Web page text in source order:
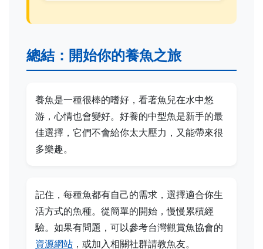
總結：開始你的養魚之旅
養魚是一種很棒的嗜好，看著魚兒在水中悠
游，心情也會變好。好養的中型魚是新手的最
佳選擇，它們不會給你太大壓力，又能帶來很
多樂趣。
記住，每種魚都有自己的需求，選擇適合你生
活方式的魚種。從簡單的開始，慢慢累積經
驗。如果有問題，可以參考台灣觀賞魚協會的
資源網站 ，或加入相關社群請教魚友。